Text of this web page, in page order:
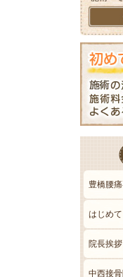
豊橋腰
はじめ
院長挨
中西接